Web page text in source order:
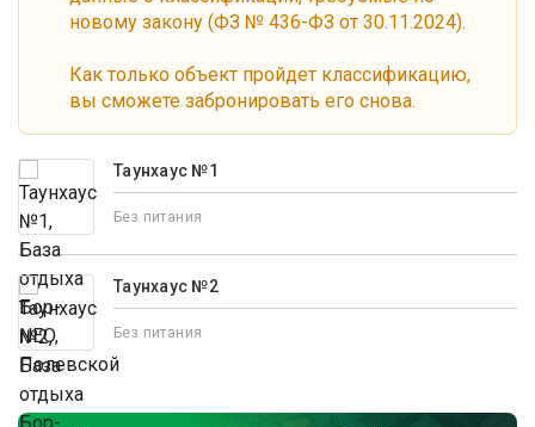
новому закону (ФЗ № 436-ФЗ от 30.11.2024).
Как только объект пройдет классификацию,
вы сможете забронировать его снова.
Таунхаус №1
Без питания
Таунхаус №2
Без питания